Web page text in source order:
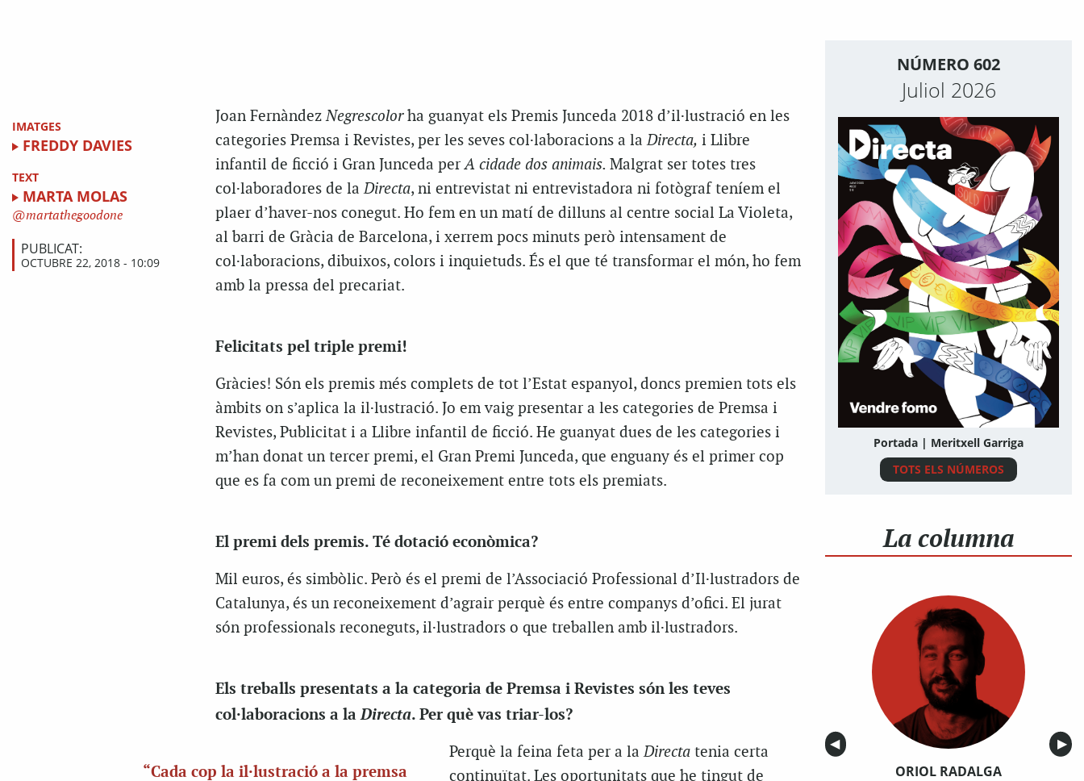
IMATGES
FREDDY DAVIES
TEXT
MARTA MOLAS
martathegoodone
PUBLICAT:
OCTUBRE 22, 2018 - 10:09
Joan FernàndezNegrescolorha guanyat els Premis Junceda 2018 d’il·lustració en les
categories Premsa i Revistes, per les seves col·laboracions a laDirecta, i Llibre
infantil de ficció i Gran Junceda perA cidade dos animais. Malgrat ser totes tres
col·laboradores de laDirecta, ni entrevistat ni entrevistadora ni fotògraf teníem el
plaer d’haver-nos conegut. Ho fem en un matí de dilluns al centre social La Violeta,
al barri de Gràcia de Barcelona, i xerrem pocs minuts però intensament de
col·laboracions, dibuixos, colors i inquietuds. És el que té transformar el món, ho fem
amb la pressa del precariat.
Felicitats pel triple premi!
Gràcies! Són els premis més complets de tot l’Estat espanyol, doncs premien tots els
àmbits on s’aplica la il·lustració. Jo em vaig presentar a les categories de Premsa i
Revistes, Publicitat i a Llibre infantil de ficció. He guanyat dues de les categories i
m’han donat un tercer premi, el Gran Premi Junceda, que enguany és el primer cop
que es fa com un premi de reconeixement entre tots els premiats.
El premi dels premis. Té dotació econòmica?
Mil euros, és simbòlic. Però és el premi de l’Associació Professional d’Il·lustradors de
Catalunya, és un reconeixement d’agrair perquè és entre companys d’ofici. El jurat
són professionals reconeguts, il·lustradors o que treballen amb il·lustradors.
Els treballs presentats a la categoria de Premsa i Revistes són les teves
col·laboracions a laDirecta. Per què vas triar-los?
“Cada cop la il·lustració a la premsa
Perquè la feina feta per a laDirecta tenia certa
continuïtat. Les oportunitats que he tingut de
NÚMERO 602
Juliol 2026
Portada | Meritxell Garriga
TOTS ELS NÚMEROS
La columna
Anterior
◀︎ ▶︎
ORIOL RADALGA